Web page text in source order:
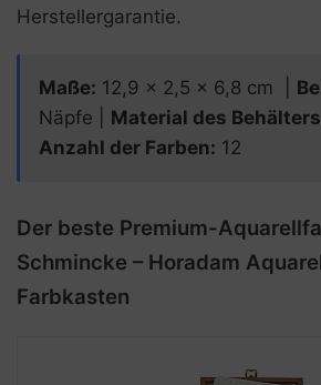
Herstellergarantie.
Maße: 12,9 x 2,5 x 6,8 cm |
Näpfe | Material des Behälters
Anzahl der Farben: 12
Der beste Premium-
Schmincke – Horadam
Farbkasten